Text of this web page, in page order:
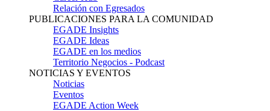
Relación con Egresados
PUBLICACIONES PARA LA COMUNIDAD
EGADE Insights
EGADE Ideas
EGADE en los medios
Territorio Negocios - Podcast
NOTICIAS Y EVENTOS
Noticias
Eventos
EGADE Action Week